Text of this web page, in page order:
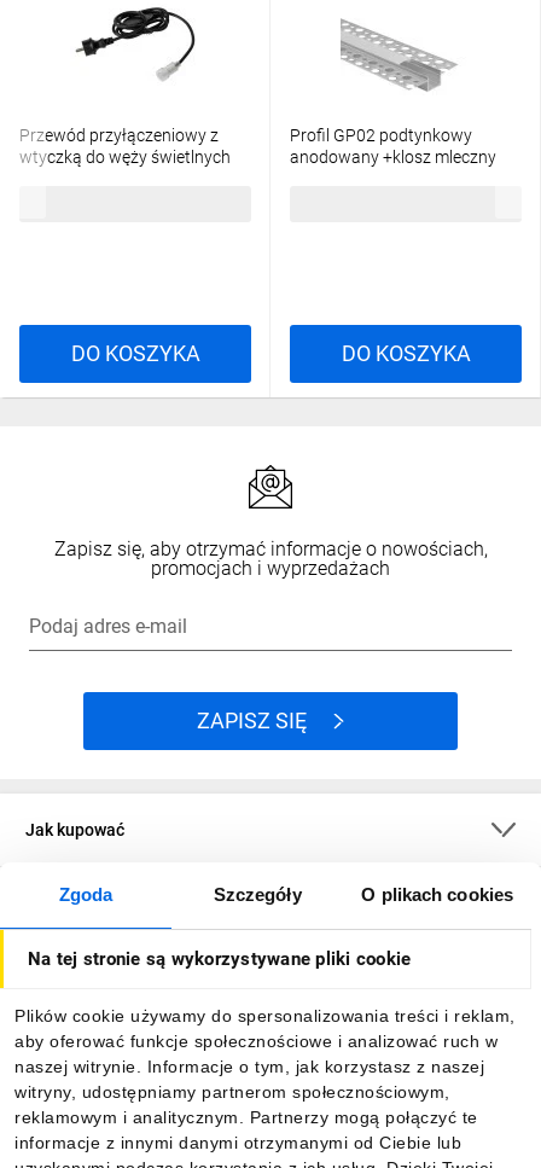
Zgoda Szczegóły O plikach cookies
Na tej stronie są wykorzystywane pliki cookie
Plików cookie używamy do spersonalizowania treści i reklam,
aby oferować funkcje społecznościowe i analizować ruch w
naszej witrynie. Informacje o tym, jak korzystasz z naszej
witryny, udostępniamy partnerom społecznościowym,
reklamowym i analitycznym. Partnerzy mogą połączyć te
informacje z innymi danymi otrzymanymi od Ciebie lub
Przewód przyłączeniowy z
wtyczką do węży świetlnych
DO KOSZYKA
Profil GP02 podtynkowy
anodowany +klosz mleczny
DO KOSZYKA
Zapisz się, aby otrzymać informacje o nowościach,
promocjach i wyprzedażach
Podaj adres e-mail
ZAPISZ SIĘ
Jak kupować
O firmie
Informacje
Pobierz naszą aplikację mobilną: